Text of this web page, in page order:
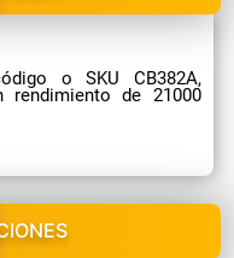
o SKU CB382A,
de 21000